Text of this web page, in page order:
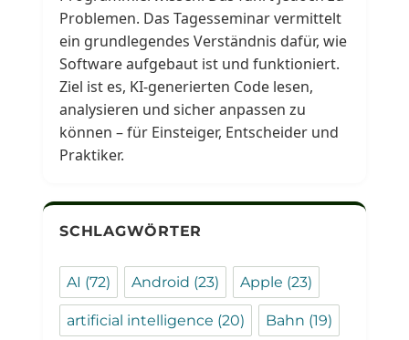
Problemen. Das Tagesseminar vermittelt
ein grundlegendes Verständnis dafür, wie
Software aufgebaut ist und funktioniert.
Ziel ist es, KI-generierten Code lesen,
analysieren und sicher anpassen zu
können – für Einsteiger, Entscheider und
Praktiker.
SCHLAGWÖRTER
AI (72) Android (23) Apple (23)
artificial intelligence (20) Bahn (19)